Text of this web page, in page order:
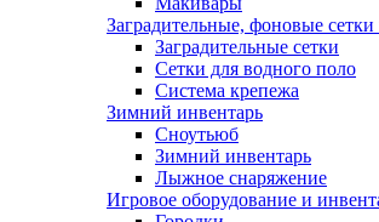
Заградительные, фоновые
Заградительные сетки
Сетки для водного поло
Система крепежа
Зимний инвентарь
Сноутьюб
Зимний инвентарь
Лыжное снаряжение
Игровое оборудование и